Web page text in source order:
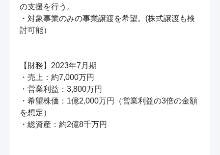
の支援を行う。
・対象事業のみの事業譲渡を希望。(株式譲渡も検
討可能）
【財務】2023年7月期
・売上：約7,000万円
・営業利益：3,800万円
・希望株価：1億2,000万円（営業利益の3倍の金額
を想定）
・総資産：約2億8千万円